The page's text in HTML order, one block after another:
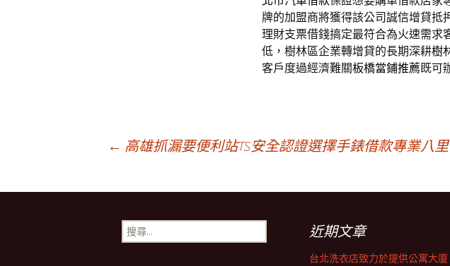
牌的加盟商將獲得該公司誠信增貸抵
理財支票借錢搞定最符合為火速需求
低，樹林區企業轉增貸的長期深耕樹
客戶度過經濟難關板橋當鋪推薦既可
章
← 高雄抓漏要便利站TS安全認證選擇手錶借款專業八
搜
尋
近期文章
台北洗衣店致力於提供公寓大廈